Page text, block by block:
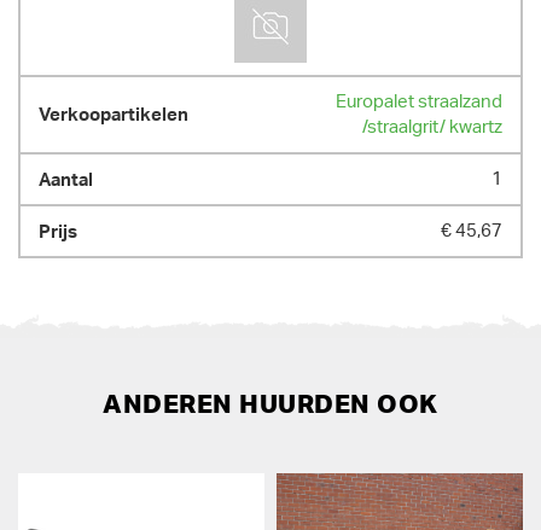
Europalet straalzand
/straalgrit/ kwartz
1
€ 45,67
ANDEREN HUURDEN OOK